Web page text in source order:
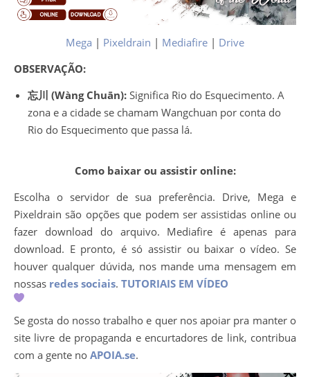
Mega | Pixeldrain | Mediafire | Drive
OBSERVAÇÃO:
忘川 (Wàng Chuān): Significa Rio do Esquecimento. A
zona e a cidade se chamam Wangchuan por conta do
Rio do Esquecimento que passa lá.
Como baixar ou assistir online:
Escolha o servidor de sua preferência. Drive, Mega e
Pixeldrain são opções que podem ser assistidas online ou
fazer download do arquivo. Mediafire é apenas para
download. E pronto, é só assistir ou baixar o vídeo. Se
houver qualquer dúvida, nos mande uma mensagem em
nossas redes sociais. TUTORIAIS EM VÍDEO
Se gosta do nosso trabalho e quer nos apoiar pra manter o
site livre de propaganda e encurtadores de link, contribua
com a gente no APOIA.se.